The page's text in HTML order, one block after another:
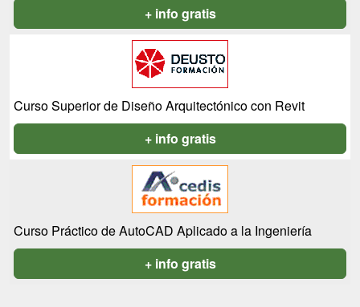
+ info gratis
Curso Superior de Diseño Arquitectónico con Revit
+ info gratis
Curso Práctico de AutoCAD Aplicado a la Ingeniería
+ info gratis